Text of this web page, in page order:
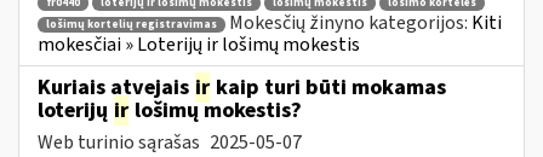
fr0440 loterijų ir lošimų mokestis lošimų mokestis
lošimo kortelės
lošimų kortelių registravimas
Mokesčių žinyno kategorijos: Kiti
mokesčiai » Loterijų ir lošimų mokestis
Kuriais atvejais ir kaip turi būti mokamas
loterijų ir lošimų mokestis?
Web turinio sąrašas 2025-05-07